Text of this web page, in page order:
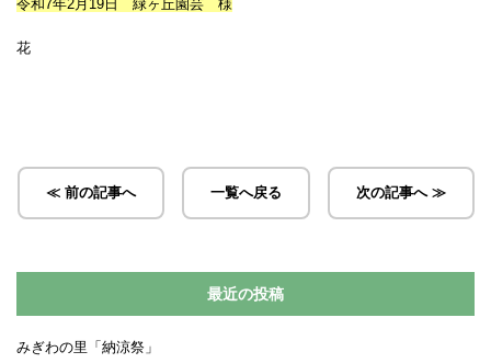
令和7年2月19日 緑ヶ丘園芸 様
花
≪ 前の記事へ 一覧へ戻る 次の記事へ ≫
最近の投稿
みぎわの里「納涼祭」